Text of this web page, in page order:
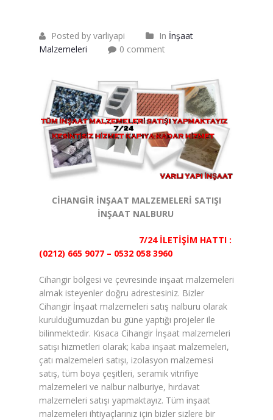
Örtü Naylon
Alçıpan Vidası Satışı
Kazma Satışı – Toptan,
Perakende Satış Firması
Bıçak Mastar Satışı
Betokontak Astar
Alçı Yapıştırma Malzemesi
Karbon Köpük Malzemesi
Satışı
Tavan Boyası
Betopan Malzemesi Satışı
Asma Tavan Malzemesi
Satışı
Posted by varliyapi In İnşaat
Malzemeleri
0 comment
CİHANGİR İNŞAAT MALZEMELERİ SATIŞI
İNŞAAT NALBURU
7/24 İLETİŞİM HATTI :
(0212) 665 9077 – 0532 058 3960
Cihangir bölgesi ve çevresinde inşaat malzemeleri
almak isteyenler doğru adrestesiniz. Bizler
Cihangir İnşaat malzemeleri satış nalburu olarak
kurulduğumuzdan bu güne yaptığı projeler ile
bilinmektedir. Kısaca Cihangir İnşaat malzemeleri
satışı hizmetleri olarak; kaba inşaat malzemeleri,
çatı malzemeleri satışı, izolasyon malzemesi
satış, tüm boya çeşitleri, seramik vitrifiye
malzemeleri ve nalbur nalburiye, hırdavat
malzemeleri satışı yapmaktayız. Tüm inşaat
malzemeleri ihtiyaçlarınız için bizler sizlere bir